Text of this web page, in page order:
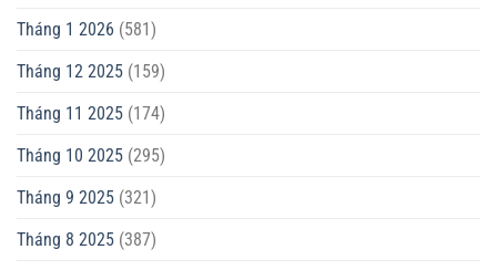
Tháng 1 2026 (581)
Tháng 12 2025 (159)
Tháng 11 2025 (174)
Tháng 10 2025 (295)
Tháng 9 2025 (321)
Tháng 8 2025 (387)